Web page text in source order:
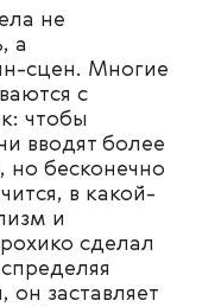
не
а
сцен. Многие
с
чтобы
вводят более
но бесконечно
в какой-
и
сделал
заставляет